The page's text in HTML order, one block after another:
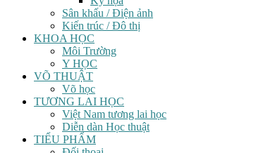
Sân khấu / Điện ảnh
Kiến trúc / Đô thị
KHOA HỌC
Môi Trường
Y HỌC
VÕ THUẬT
Võ học
TƯƠNG LAI HỌC
Việt Nam tương lai học
Diễn dàn Học thuật
TIỂU PHẨM